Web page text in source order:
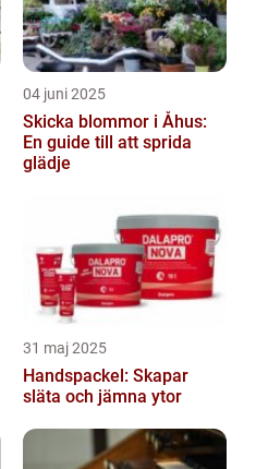
04 juni 2025
Skicka blommor i Åhus:
En guide till att sprida
glädje
31 maj 2025
Handspackel: Skapar
släta och jämna ytor